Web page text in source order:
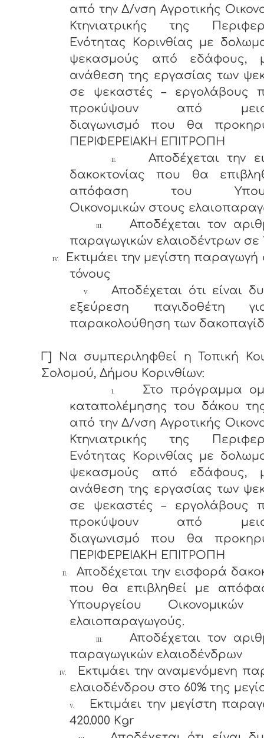
από την Δ/νση Αγροτικής
Κτηνιατρικής της
Ενότητας Κορινθίας με
ψεκασμούς από εδάφους,
ανάθεση της εργασίας των
σε ψεκαστές – εργολάβους
προκύψουν από
διαγωνισμό που θα
ΠΕΡΙΦΕΡΕΙΑΚΗ ΕΠΙΤΡΟΠΗ
II.
Αποδέχεται την
δακοκτονίας που θα
απόφαση του
Οικονομικών στους
III.
Αποδέχεται τον
παραγωγικών ελαιοδέντρων σε
IV.
Εκτιμάει την μεγίστη παραγωγή
τόνους
V.
Αποδέχεται ότι είναι
εξεύρεση παγιδοθέτη
παρακολούθηση των
Γ] Να συμπεριληφθεί η Τοπική
Σολομού, Δήμου Κορινθίων:
I.
Στο πρόγραμμα
καταπολέμησης του δάκου
από την Δ/νση Αγροτικής
Κτηνιατρικής της
Ενότητας Κορινθίας με
ψεκασμούς από εδάφους,
ανάθεση της εργασίας των
σε ψεκαστές – εργολάβους
προκύψουν από
διαγωνισμό που θα
ΠΕΡΙΦΕΡΕΙΑΚΗ ΕΠΙΤΡΟΠΗ
II.
Αποδέχεται την εισφορά
που θα επιβληθεί με
Υπουργείου Οικονομικών
ελαιοπαραγωγούς.
III.
Αποδέχεται τον
παραγωγικών ελαιοδένδρων
IV.
Εκτιμάει την αναμενόμενη
ελαιοδένδρου στο 60% της
V.
Εκτιμάει την μεγίστη
420.000 Κgr